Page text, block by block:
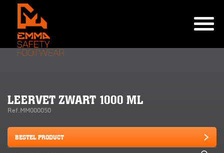
LEERVET ZWART 1000 ML
Ref.MM000050
BESTEL PRODUCT